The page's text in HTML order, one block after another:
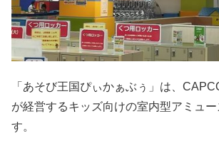
「あそび王国ぴぃかぁぶぅ」は、
が経営するキッズ向けの室内型アミュ
す。